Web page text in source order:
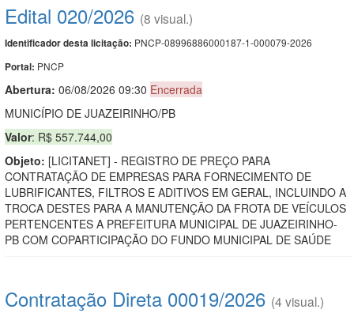
Edital 020/2026 (8 visual.)
Identificador desta licitação: PNCP-08996886000187-1-000079-2026
Portal: PNCP
Abertura: 06/08/2026 09:30 Encerrada
MUNICÍPIO DE JUAZEIRINHO/PB
Valor: R$ 557.744,00
Objeto: [LICITANET] - REGISTRO DE PREÇO PARA
CONTRATAÇÃO DE EMPRESAS PARA FORNECIMENTO DE
LUBRIFICANTES, FILTROS E ADITIVOS EM GERAL, INCLUINDO A
TROCA DESTES PARA A MANUTENÇÃO DA FROTA DE VEÍCULOS
PERTENCENTES A PREFEITURA MUNICIPAL DE JUAZEIRINHO-
PB COM COPARTICIPAÇÃO DO FUNDO MUNICIPAL DE SAÚDE
Contratação Direta 00019/2026 (4 visual.)